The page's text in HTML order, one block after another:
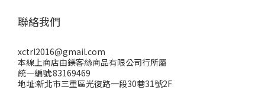
聯絡我們
xctrl2016@gmail.com
本線上商店由鎂客絲商品有限公司行所屬
統一編號:83169469
地址:新北市三重區光復路一段30巷31號2F